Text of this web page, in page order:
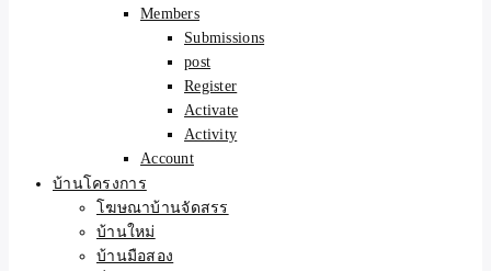
100% ✨Members
Submissions
post
Register
Activate
Activity
Account
บ้านโครงการ
โฆษณาบ้านจัดสรร
บ้านใหม่
บ้านมือสอง